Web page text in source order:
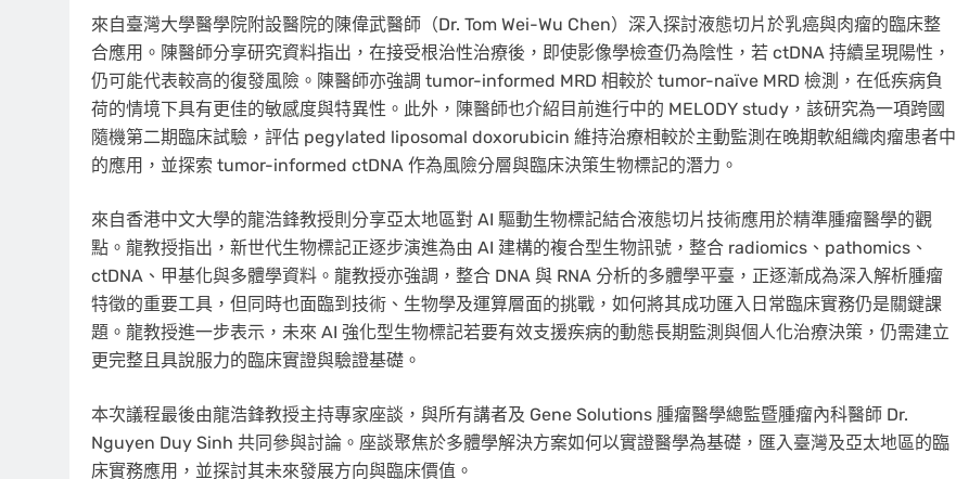
來自臺灣大學醫學院附設醫院的陳偉武醫師（Dr. Tom Wei-Wu Chen）深入探討液態切片於乳癌與肉瘤的臨床整
合應用。陳醫師分享研究資料指出，在接受根治性治療後，即使影像學檢查仍為陰性，若 ctDNA 持續呈現陽性，
仍可能代表較高的復發風險。陳醫師亦強調 tumor-informed MRD 相較於 tumor-naïve MRD 檢測，在低疾病負
荷的情境下具有更佳的敏感度與特異性。此外，陳醫師也介紹目前進行中的 MELODY study，該研究為一項跨國
隨機第二期臨床試驗，評估 pegylated liposomal doxorubicin 維持治療相較於主動監測在晚期軟組織肉瘤患者中
的應用，並探索 tumor-informed ctDNA 作為風險分層與臨床決策生物標記的潛力。
來自香港中文大學的龍浩鋒教授則分享亞太地區對 AI 驅動生物標記結合液態切片技術應用於精準腫瘤醫學的觀
點。龍教授指出，新世代生物標記正逐步演進為由 AI 建構的複合型生物訊號，整合 radiomics、pathomics、
ctDNA、甲基化與多體學資料。龍教授亦強調，整合 DNA 與 RNA 分析的多體學平臺，正逐漸成為深入解析腫瘤
特徵的重要工具，但同時也面臨到技術、生物學及運算層面的挑戰，如何將其成功匯入日常臨床實務仍是關鍵課
題。龍教授進一步表示，未來 AI 強化型生物標記若要有效支援疾病的動態長期監測與個人化治療決策，仍需建立
更完整且具說服力的臨床實證與驗證基礎。
本次議程最後由龍浩鋒教授主持專家座談，與所有講者及 Gene Solutions 腫瘤醫學總監暨腫瘤內科醫師 Dr.
Nguyen Duy Sinh 共同參與討論。座談聚焦於多體學解決方案如何以實證醫學為基礎，匯入臺灣及亞太地區的臨
床實務應用，並探討其未來發展方向與臨床價值。